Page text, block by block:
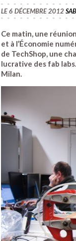
LE 6 DÉCEMBRE 2012
Ce matin, une
et à l’Économie
de TechShop, une
lucrative des fab
Milan.
Jean, nouvel
fabrique une
laser . Le 6 décembre